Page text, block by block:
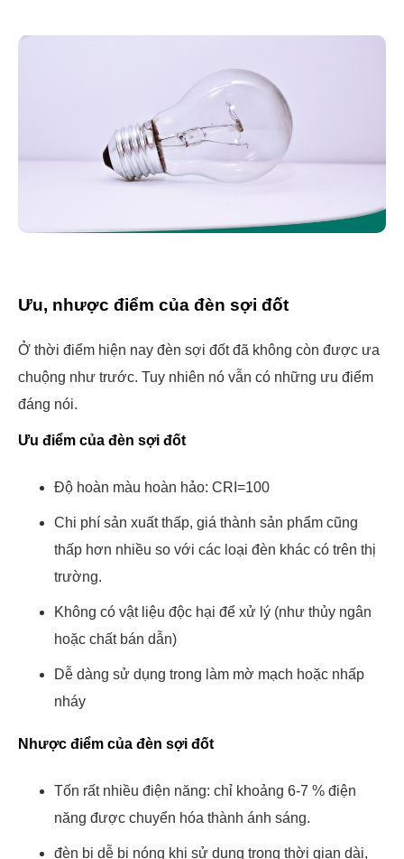
Ưu, nhược điểm của đèn sợi đốt
Ở thời điểm hiện nay đèn sợi đốt đã không còn được ưa
chuộng như trước. Tuy nhiên nó vẫn có những ưu điểm
đáng nói.
Ưu điểm của đèn sợi đốt
Độ hoàn màu hoàn hảo: CRI=100
Chi phí sản xuất thấp, giá thành sản phẩm cũng
thấp hơn nhiều so với các loại đèn khác có trên thị
trường.
Không có vật liệu độc hại để xử lý (như thủy ngân
hoặc chất bán dẫn)
Dễ dàng sử dụng trong làm mờ mạch hoặc nhấp
nháy
Nhược điểm của đèn sợi đốt
Tốn rất nhiều điện năng: chỉ khoảng 6-7 % điện
năng được chuyển hóa thành ánh sáng.
đèn bi dễ bị nóng khi sử dụng trong thời gian dài,